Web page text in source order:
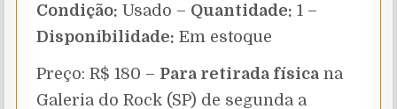
Condição: Usado – Quantidade: 1 –
Disponibilidade: Em estoque
Preço: R$ 180 – Para retirada física na
Galeria do Rock (SP) de segunda a